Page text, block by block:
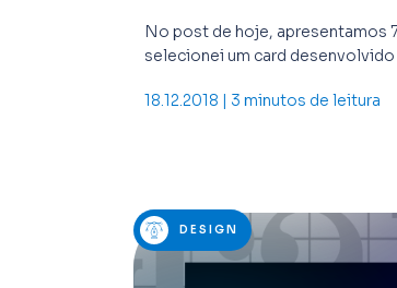
No post de hoje, apresentamos
selecionei um card
18.12.2018 | 3 minutos de leitura
DESIGN